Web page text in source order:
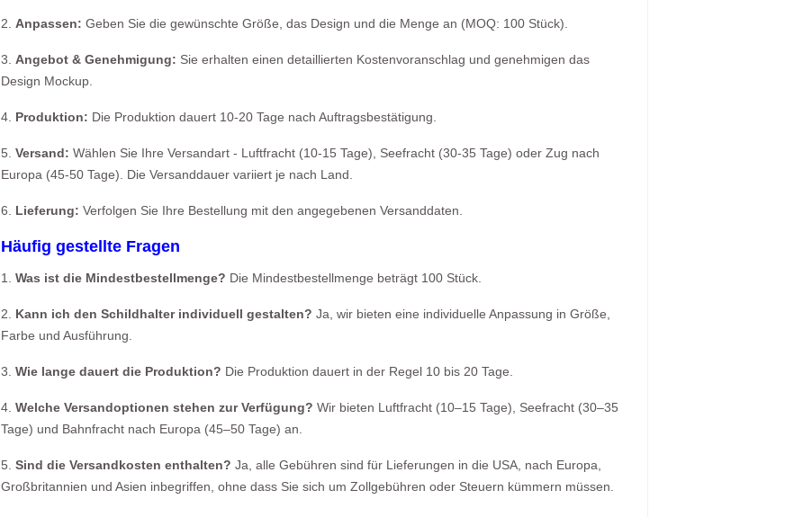
2. Anpassen: Geben Sie die gewünschte Größe, das Design und die Menge an (MOQ: 100 Stück).
3. Angebot & Genehmigung: Sie erhalten einen detaillierten Kostenvoranschlag und genehmigen das
Design Mockup.
4. Produktion: Die Produktion dauert 10-20 Tage nach Auftragsbestätigung.
5. Versand: Wählen Sie Ihre Versandart - Luftfracht (10-15 Tage), Seefracht (30-35 Tage) oder Zug nach
Europa (45-50 Tage). Die Versanddauer variiert je nach Land.
6. Lieferung: Verfolgen Sie Ihre Bestellung mit den angegebenen Versanddaten.
Häufig gestellte Fragen
1. Was ist die Mindestbestellmenge? Die Mindestbestellmenge beträgt 100 Stück.
2. Kann ich den Schildhalter individuell gestalten? Ja, wir bieten eine individuelle Anpassung in Größe,
Farbe und Ausführung.
3. Wie lange dauert die Produktion? Die Produktion dauert in der Regel 10 bis 20 Tage.
4. Welche Versandoptionen stehen zur Verfügung? Wir bieten Luftfracht (10–15 Tage), Seefracht (30–35
Tage) und Bahnfracht nach Europa (45–50 Tage) an.
5. Sind die Versandkosten enthalten? Ja, alle Gebühren sind für Lieferungen in die USA, nach Europa,
Großbritannien und Asien inbegriffen, ohne dass Sie sich um Zollgebühren oder Steuern kümmern müssen.